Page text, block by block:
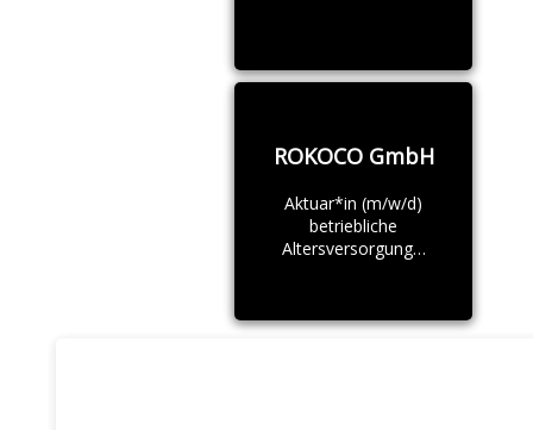
ROKOCO GmbH
Aktuar*in (m/w/d)
betriebliche
Altersversorgung…